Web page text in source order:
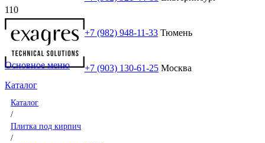
+7 (982) 948-11-33 Тюмень
+7 (903) 130-61-25 Москва
Основное меню
Каталог
Каталог
/
Плитка под кирпич
/